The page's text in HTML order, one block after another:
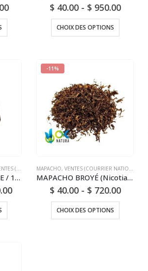
$ 40.00 - $ 950.00
CHOIX DES OPTIONS
NATIONAL)
AMBIL - AMPIRI PASTE / 10gr à 1kg - (Extrait de Mapacho) - 100% Pure Pâte d’Extrait Forte
-11%
MAPACHO, VENTES (COURRIER NATIONAL)
MAPACHO BROYÉ (Nicotiana Rústica) Naturel et frais de l’Amazonie
$ 40.00 - $ 720.00
CHOIX DES OPTIONS